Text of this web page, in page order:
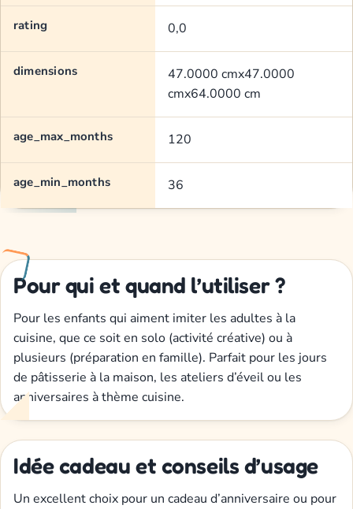
rating 0,0
dimensions
47.0000 cmx47.0000
cmx64.0000 cm
age_max_months 120
age_min_months 36
Pour qui et quand l’utiliser ?
Pour les enfants qui aiment imiter les adultes à la
cuisine, que ce soit en solo (activité créative) ou à
plusieurs (préparation en famille). Parfait pour les jours
de pâtisserie à la maison, les ateliers d’éveil ou les
anniversaires à thème cuisine.
Idée cadeau et conseils d’usage
Un excellent choix pour un cadeau d’anniversaire ou pour